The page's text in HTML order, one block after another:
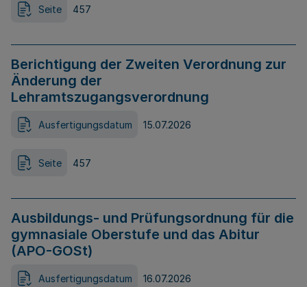
Seite 457
Berichtigung der Zweiten Verordnung zur
Änderung der
Lehramtszugangsverordnung
Ausfertigungsdatum 15.07.2026
Seite 457
Ausbildungs- und Prüfungsordnung für die
gymnasiale Oberstufe und das Abitur
(APO-GOSt)
Ausfertigungsdatum 16.07.2026